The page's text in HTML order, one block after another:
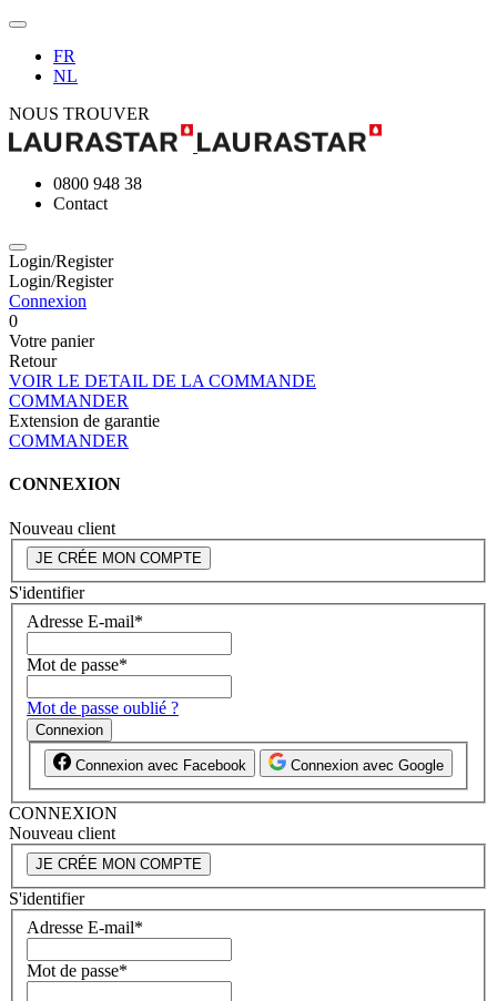
FR
NL
NOUS TROUVER
0800 948 38
Contact
Login/Register
Login/Register
Connexion
0
Votre panier
Retour
VOIR LE DETAIL DE LA COMMANDE
COMMANDER
Extension de garantie
COMMANDER
CONNEXION
Nouveau client
JE CRÉE MON COMPTE
S'identifier
Adresse E-mail*
Mot de passe*
Mot de passe oublié ?
Connexion
Connexion avec Facebook Connexion avec Google
CONNEXION
Nouveau client
JE CRÉE MON COMPTE
S'identifier
Adresse E-mail*
Mot de passe*